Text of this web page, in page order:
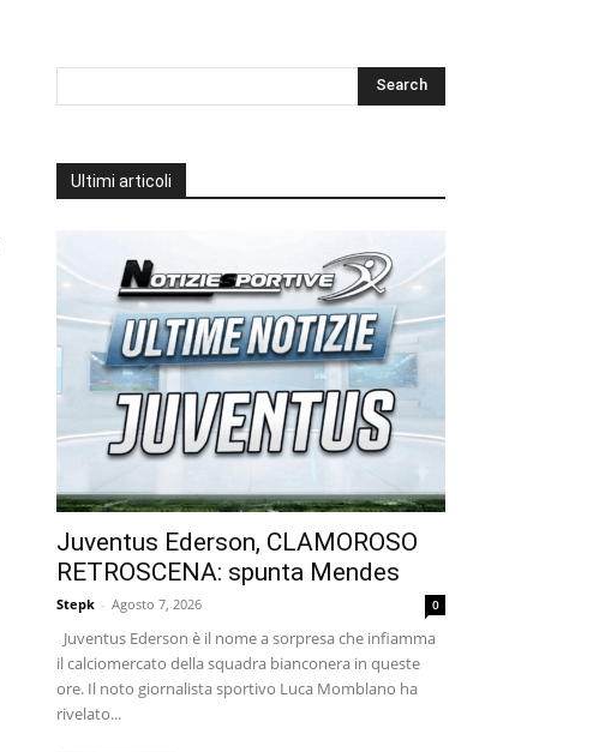
Ultimi articoli
Juventus Ederson, CLAMOROSO
RETROSCENA: spunta Mendes
Stepk - Agosto 7, 2026 0
Juventus Ederson è il nome a sorpresa che infiamma
il calciomercato della squadra bianconera in queste
ore. Il noto giornalista sportivo Luca Momblano ha
rivelato...